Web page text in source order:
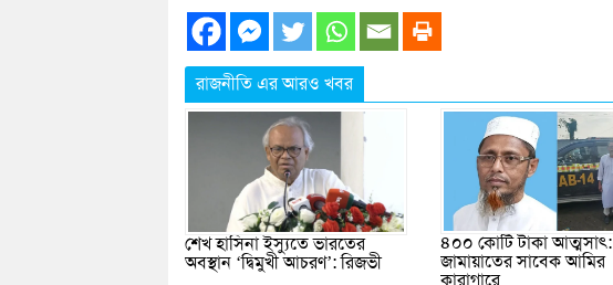
রাজনীতি এর আরও খবর
শেখ হাসিনা ইস্যুতে ভারতের
অবস্থান ‘দ্বিমুখী আচরণ’: রিজভী
৪০০ কোটি টাকা আত্মসাৎ:
জামায়াতের সাবেক আমির